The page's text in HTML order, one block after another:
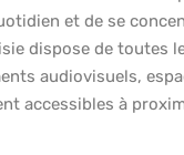
et de se
dispose de toutes
audiovisuels,
accessibles à